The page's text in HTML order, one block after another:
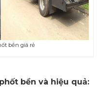
bền giá rẻ
bền và hiệu quả: